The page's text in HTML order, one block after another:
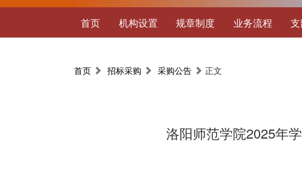
首页 机构设置 规章制度 业务流程
首页 招标采购 采购公告 正文
洛阳师范学院2025年